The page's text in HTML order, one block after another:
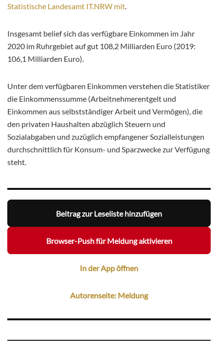
Statistische Landesamt IT.NRW mit.
Insgesamt belief sich das verfügbare Einkommen im Jahr
2020 im Ruhrgebiet auf gut 108,2 Milliarden Euro (2019:
106,1 Milliarden Euro).
Unter dem verfügbaren Einkommen verstehen die Statistiker
die Einkommenssumme (Arbeitnehmerentgelt und
Einkommen aus selbstständiger Arbeit und Vermögen), die
den privaten Haushalten abzüglich Steuern und
Sozialabgaben und zuzüglich empfangener Sozialleistungen
durchschnittlich für Konsum- und Sparzwecke zur Verfügung
steht.
Beitrag zur Leseliste hinzufügen
Browser-Push für Meldung aktivieren
In der App öffnen
Autorenseite: Meldung